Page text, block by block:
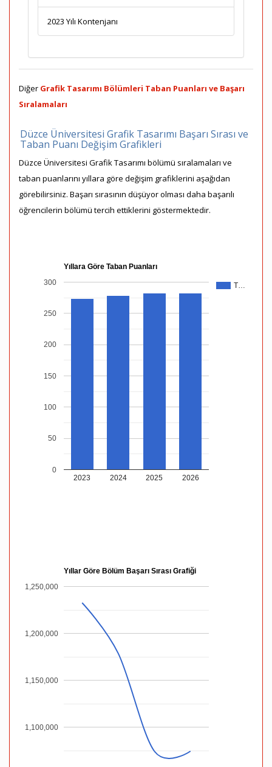
2023 Yılı Kontenjanı
Diğer Grafik Tasarımı Bölümleri Taban Puanları ve Başarı
Sıralamaları
Düzce Üniversitesi Grafik Tasarımı Başarı Sırası ve
Taban Puanı Değişim Grafikleri
Düzce Üniversitesi Grafik Tasarımı bölümü sıralamaları ve
taban puanlarını yıllara göre değişim grafiklerini aşağıdan
görebilirsiniz. Başarı sırasının düşüyor olması daha başarılı
öğrencilerin bölümü tercih ettiklerini göstermektedir.
Yıllara Göre Taban Puanları
T…
2023 2024 2025 2026
0
50
100
150
200
250
300
Yıllar Göre Bölüm Başarı Sırası Grafiği
1,100,000
1,150,000
1,200,000
1,250,000